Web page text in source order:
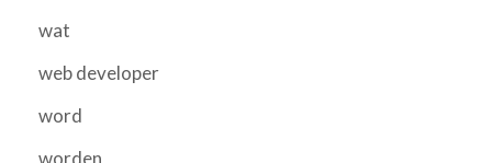
wat
web developer
word
worden